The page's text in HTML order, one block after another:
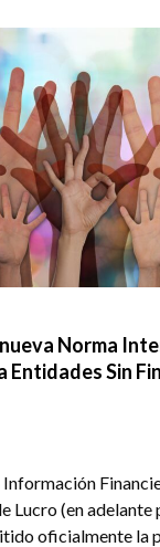
Norma
Sin
Información
Lucro (en adelante
oficialmente la